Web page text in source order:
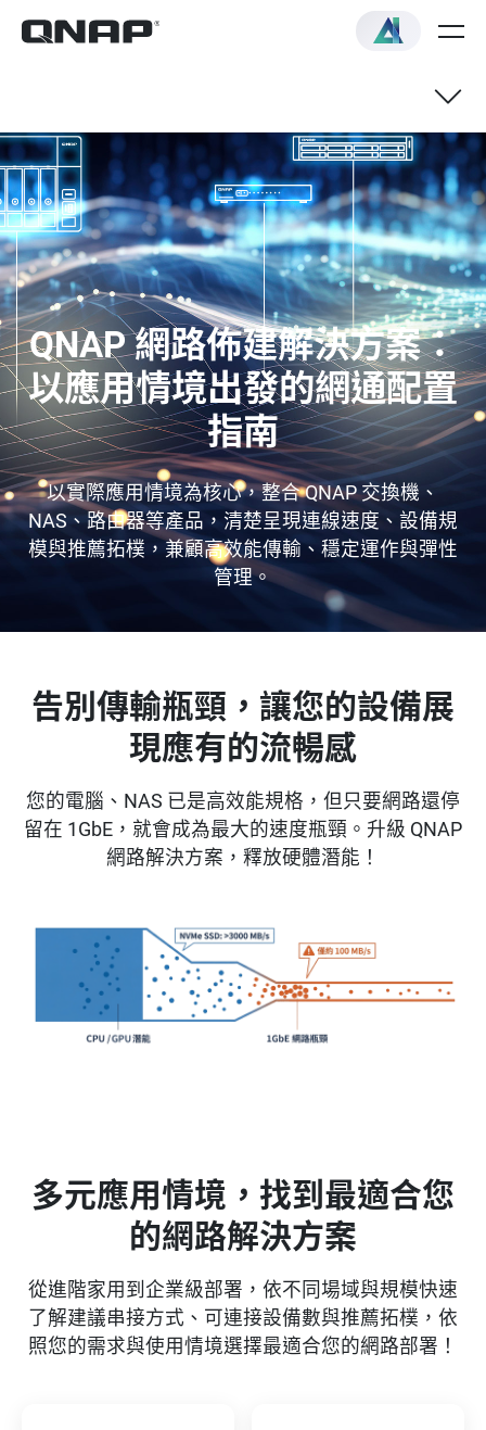
QNAP 網路佈建解決方案：
以應用情境出發的網通配置
指南
以實際應用情境為核心，整合 QNAP 交換機、
NAS、路由器等產品，清楚呈現連線速度、設備規
模與推薦拓樸，兼顧高效能傳輸、穩定運作與彈性
管理。
告別傳輸瓶頸，讓您的設備展
現應有的流暢感
您的電腦、NAS 已是高效能規格，但只要網路還停
留在 1GbE，就會成為最大的速度瓶頸。升級 QNAP
網路解決方案，釋放硬體潛能！
多元應用情境，找到最適合您
的網路解決方案
從進階家用到企業級部署，依不同場域與規模快速
了解建議串接方式、可連接設備數與推薦拓樸，依
照您的需求與使用情境選擇最適合您的網路部署！